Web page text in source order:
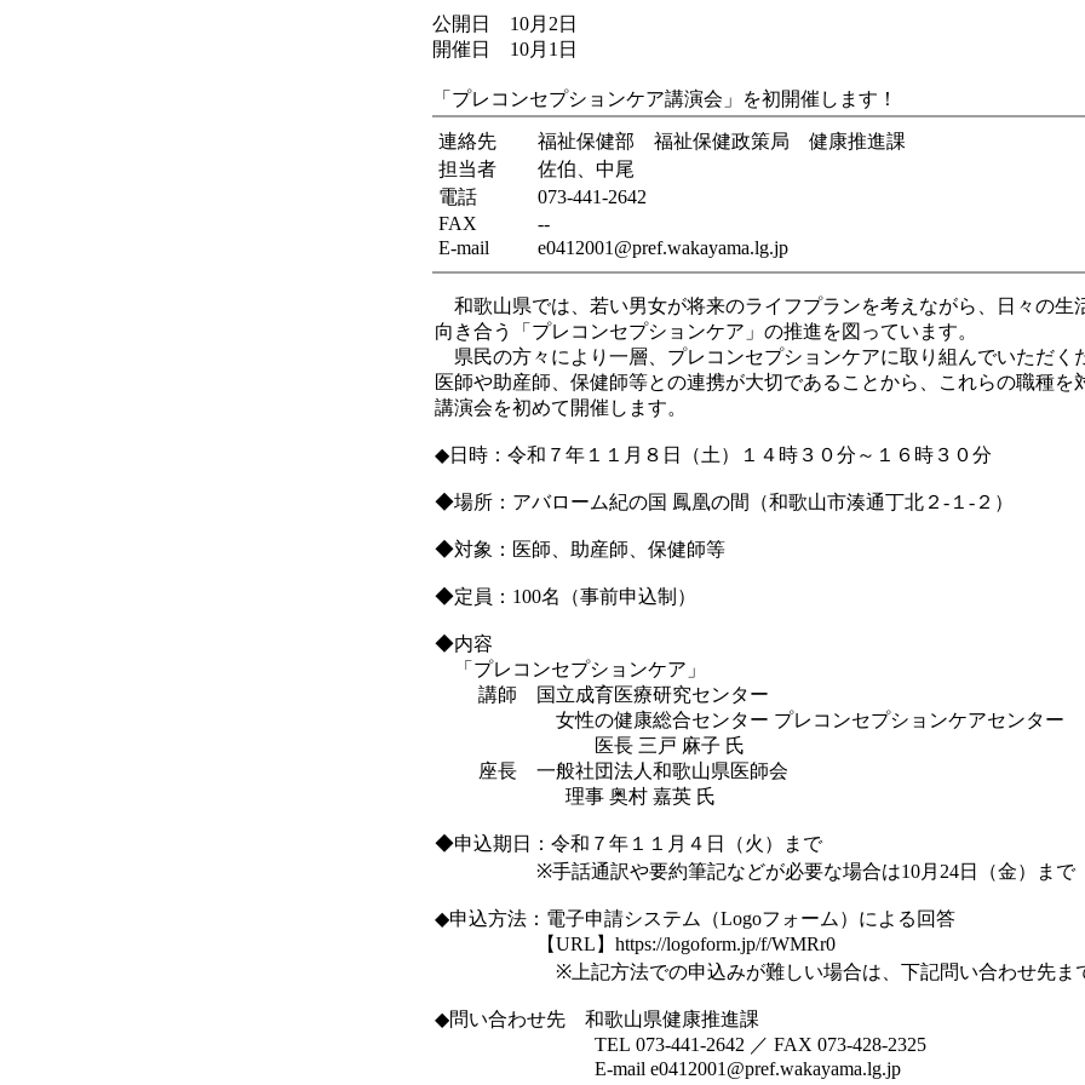
公開日 10月2日
開催日 10月1日
「プレコンセプションケア講演会」を初開催します！
連絡先
福祉保健部 福祉保健政策局 健康推進課
担当者
佐伯、中尾
電話
073-441-2642
FAX
--
E-mail
e0412001@pref.wakayama.lg.jp
和歌山県では、若い男女が将来のライフプランを考えながら、日々の生
向き合う「プレコンセプションケア」の推進を図っています。
県民の方々により一層、プレコンセプションケアに取り組んでいただく
医師や助産師、保健師等との連携が大切であることから、これらの職種を
講演会を初めて開催します。
◆日時：令和７年１１月８日（土）１４時３０分～１６時３０分
◆場所：アバローム紀の国 鳳凰の間（和歌山市湊通丁北２-１-２）
◆対象：医師、助産師、保健師等
◆定員：100名（事前申込制）
◆内容
「プレコンセプションケア」
講師 国立成育医療研究センター
女性の健康総合センター プレコンセプションケアセンター
医長 三戸 麻子 氏
座長 一般社団法人和歌山県医師会
理事 奥村 嘉英 氏
◆申込期日：令和７年１１月４日（火）まで
※手話通訳や要約筆記などが必要な場合は10月24日（金）まで
◆申込方法：電子申請システム（Logoフォーム）による回答
【URL】https://logoform.jp/f/WMRr0
※上記方法での申込みが難しい場合は、下記問い合わせ先ま
◆問い合わせ先 和歌山県健康推進課
TEL 073-441-2642 ／ FAX 073-428-2325
E-mail e0412001@pref.wakayama.lg.jp